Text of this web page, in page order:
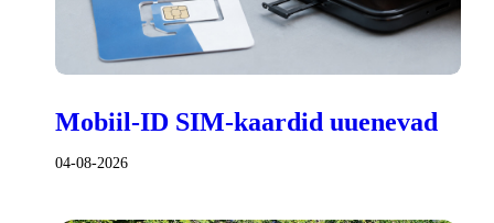
Mobiil-ID SIM-kaardid uuenevad
04-08-2026